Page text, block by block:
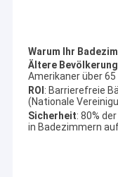
Warum Ihr
Ältere Bevölkerung
Amerikaner über
ROI : Barrierefreie
(Nationale
Sicherheit: 80%
in Badezimmern auf